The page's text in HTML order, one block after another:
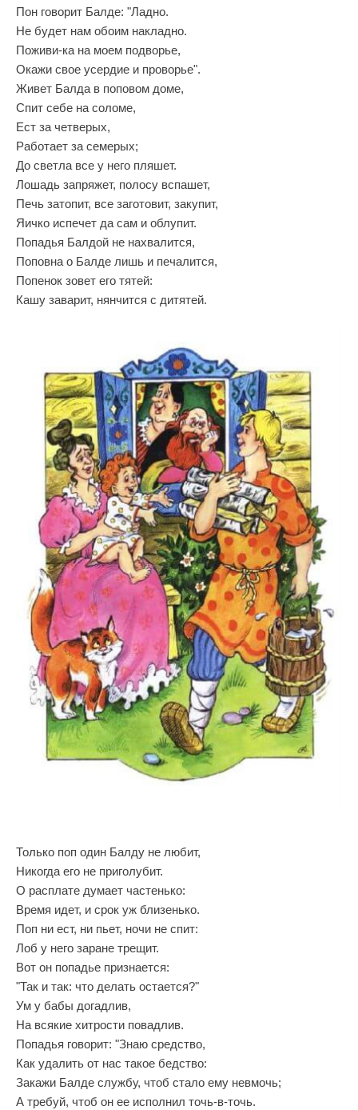
Пон говорит Балде: "Ладно.
Не будет нам обоим накладно.
Поживи-ка на моем подворье,
Окажи свое усердие и проворье".
Живет Балда в поповом доме,
Спит себе на соломе,
Ест за четверых,
Работает за семерых;
До светла все у него пляшет.
Лошадь запряжет, полосу вспашет,
Печь затопит, все заготовит, закупит,
Яичко испечет да сам и облупит.
Попадья Балдой не нахвалится,
Поповна о Балде лишь и печалится,
Попенок зовет его тятей:
Кашу заварит, нянчится с дитятей.
Только поп один Балду не любит,
Никогда его не приголубит.
О расплате думает частенько:
Время идет, и срок уж близенько.
Поп ни ест, ни пьет, ночи не спит:
Лоб у него заране трещит.
Вот он попадье признается:
"Так и так: что делать остается?"
Ум у бабы догадлив,
На всякие хитрости повадлив.
Попадья говорит: "Знаю средство,
Как удалить от нас такое бедство:
Закажи Балде службу, чтоб стало ему невмочь;
А требуй, чтоб он ее исполнил точь-в-точь.